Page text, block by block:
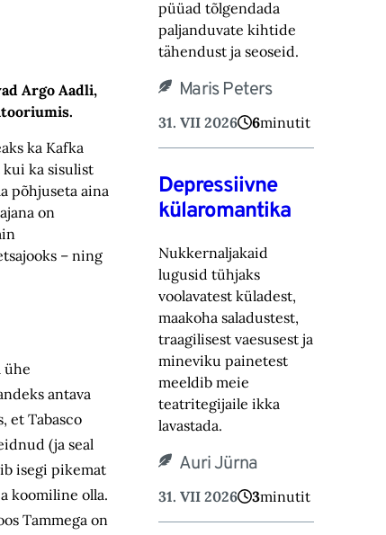
Argo Aadli,
ka Kafka
kui ka sisulist
põhjuseta aina
on
– ning
ühe
antava
et Tabasco
(ja seal
isegi pikemat
koomiline olla.
Tammega on
püüad tõlgendada
paljanduvate kihtide
tähendust ja seoseid.
Maris Peters
31. VII 2026 6minutit
Depressiivne
külaromantika
Nukkernaljakaid
lugusid tühjaks
voolavatest küladest,
maakoha saladustest,
traagilisest vaesusest ja
mineviku painetest
meeldib meie
teatritegijaile ikka
lavastada.
Auri Jürna
31. VII 2026 3minutit